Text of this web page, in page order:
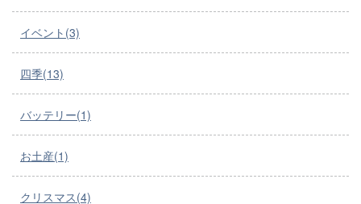
イベント(3)
四季(13)
バッテリー(1)
お土産(1)
クリスマス(4)